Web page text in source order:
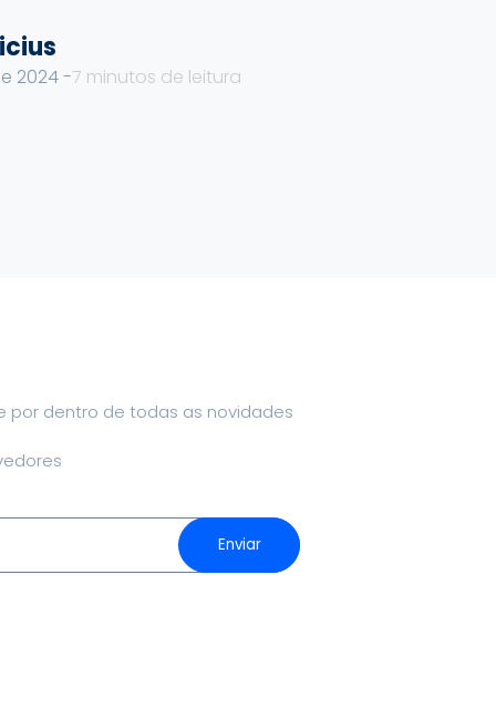
2024 -7 minutos de leitura
por dentro de todas as novidades
Enviar